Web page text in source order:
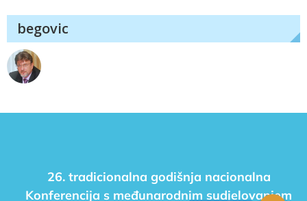
begovic
26. tradicionalna godišnja nacionalna
Konferencija s međunarodnim sudjelovanjem